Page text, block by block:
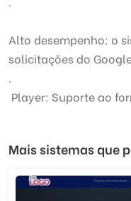
Alto desempenho: o
solicitações do
.
Player: Suporte ao
Mais sistemas que